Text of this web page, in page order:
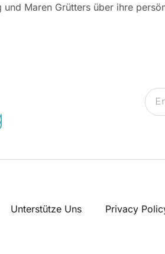
und Maren Grütters über ihre
Unterstütze Uns Privacy